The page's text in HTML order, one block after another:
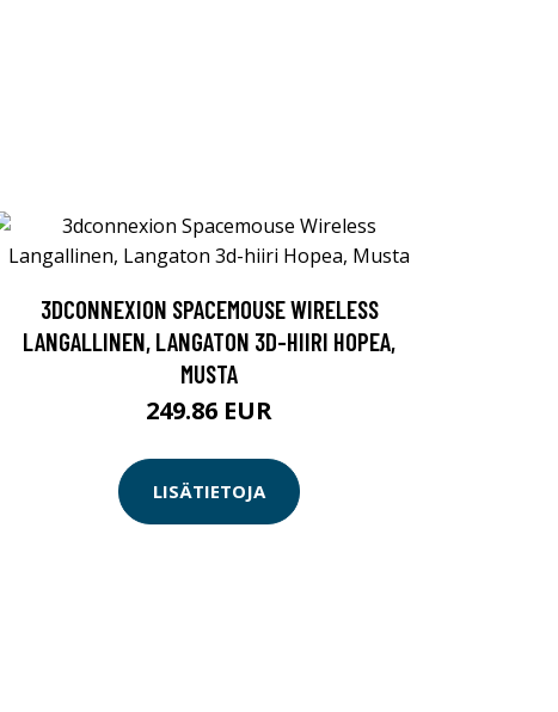
3DCONNEXION SPACEMOUSE WIRELESS
LANGALLINEN, LANGATON 3D-HIIRI HOPEA,
MUSTA
249.86 EUR
LISÄTIETOJA